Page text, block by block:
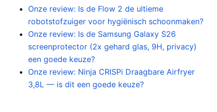
Onze review: Is de Flow 2 de ultieme
robotstofzuiger voor hygiënisch schoonmaken?
Onze review: Is de Samsung Galaxy S26
screenprotector (2x gehard glas, 9H, privacy)
een goede keuze?
Onze review: Ninja CRISPi Draagbare Airfryer
3,8L — is dit een goede keuze?